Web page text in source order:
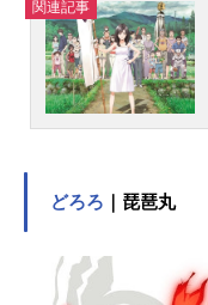
関連記事
どろろ ｜琵琶丸